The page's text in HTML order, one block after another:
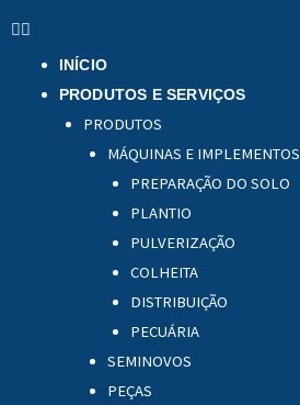
INÍCIO
PRODUTOS E SERVIÇOS
PRODUTOS
MÁQUINAS E IMPLEMENTOS
PREPARAÇÃO DO SOLO
PLANTIO
PULVERIZAÇÃO
COLHEITA
DISTRIBUIÇÃO
PECUÁRIA
SEMINOVOS
PEÇAS